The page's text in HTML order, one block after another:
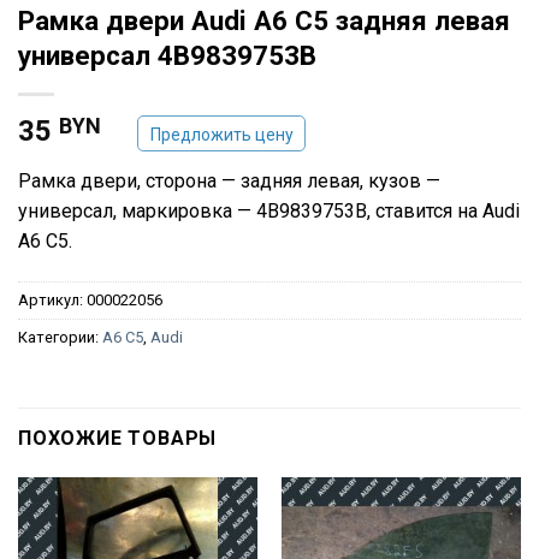
Рамка двери Audi A6 C5 задняя левая
универсал 4B9839753B
35 BYN Предложить цену
Рамка двери, сторона — задняя левая, кузов —
универсал, маркировка — 4B9839753B, ставится на Audi
A6 C5.
Артикул: 000022056
Категории: A6 C5 Audi
ПОХОЖИЕ ТОВАРЫ